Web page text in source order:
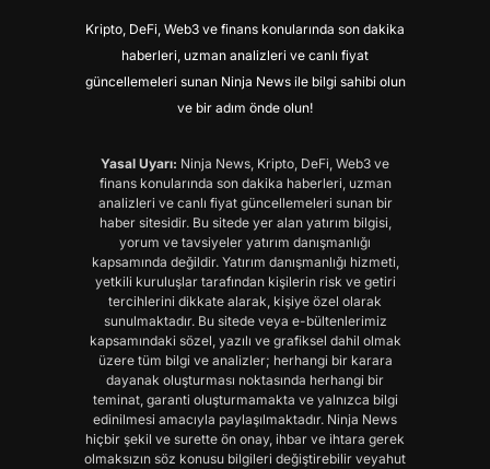
Kripto, DeFi, Web3 ve finans konularında son dakika
haberleri, uzman analizleri ve canlı fiyat
güncellemeleri sunan Ninja News ile bilgi sahibi olun
ve bir adım önde olun!
Yasal Uyarı: Ninja News, Kripto, DeFi, Web3 ve
finans konularında son dakika haberleri, uzman
analizleri ve canlı fiyat güncellemeleri sunan bir
haber sitesidir. Bu sitede yer alan yatırım bilgisi,
yorum ve tavsiyeler yatırım danışmanlığı
kapsamında değildir. Yatırım danışmanlığı hizmeti,
yetkili kuruluşlar tarafından kişilerin risk ve getiri
tercihlerini dikkate alarak, kişiye özel olarak
sunulmaktadır. Bu sitede veya e-bültenlerimiz
kapsamındaki sözel, yazılı ve grafiksel dahil olmak
üzere tüm bilgi ve analizler; herhangi bir karara
dayanak oluşturması noktasında herhangi bir
teminat, garanti oluşturmamakta ve yalnızca bilgi
edinilmesi amacıyla paylaşılmaktadır. Ninja News
hiçbir şekil ve surette ön onay, ihbar ve ihtara gerek
olmaksızın söz konusu bilgileri değiştirebilir veyahut